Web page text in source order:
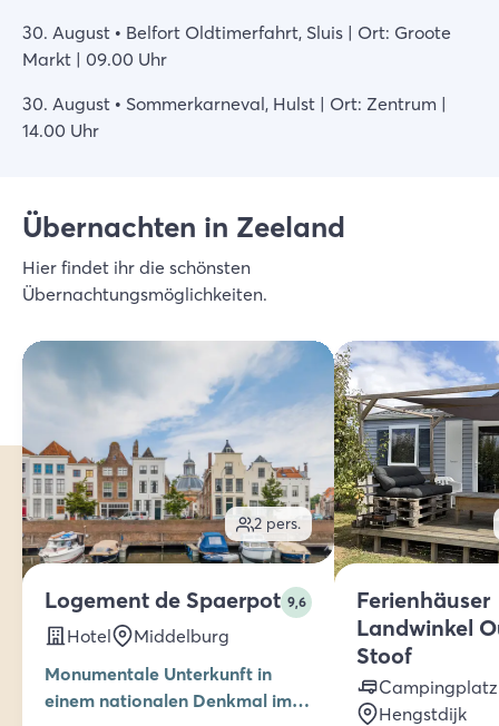
30. August • Belfort Oldtimerfahrt, Sluis | Ort: Groote
Markt | 09.00 Uhr
30. August • Sommerkarneval, Hulst | Ort: Zentrum |
14.00 Uhr
Übernachten in Zeeland
Hier findet ihr die schönsten
Übernachtungsmöglichkeiten.
2 pers.
Logement de Spaerpot 9,6
Hotel
Middelburg
Monumentale Unterkunft in
einem nationalen Denkmal im
Ferienhäuser
Landwinkel
Stoof
Campingplatz
Hengstdijk